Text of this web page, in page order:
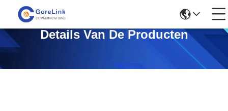
Details Van De Producten